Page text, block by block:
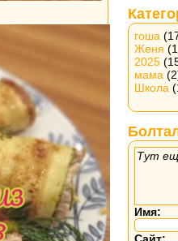
гоша
Женя
2025
мама
Школа
Тут
Имя: